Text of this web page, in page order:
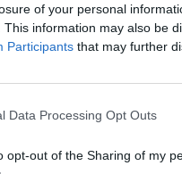
of your personal
This information may also be
Participants that may further
Data Processing Opt Outs
opt-out of the Sharing of my
а
с кралски
компании,
е закъсняла с